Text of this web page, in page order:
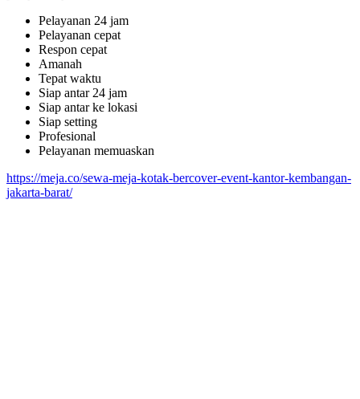
Pelayanan 24 jam
Pelayanan cepat
Respon cepat
Amanah
Tepat waktu
Siap antar 24 jam
Siap antar ke lokasi
Siap setting
Profesional
Pelayanan memuaskan
https://meja.co/sewa-meja-kotak-bercover-event-kantor-kembangan-
jakarta-barat/